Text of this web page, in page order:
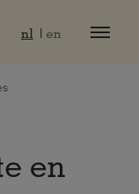
nl en
en